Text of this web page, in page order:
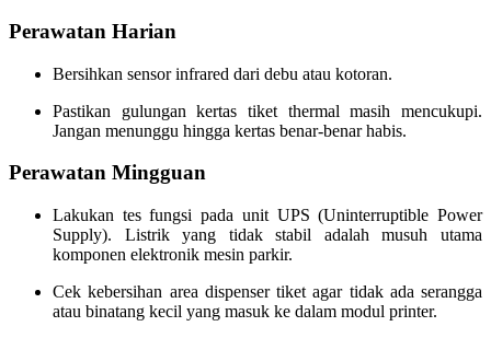
Perawatan Harian
Bersihkan sensor infrared dari debu atau kotoran.
Pastikan gulungan kertas tiket thermal masih mencukupi.
Jangan menunggu hingga kertas benar-benar habis.
Perawatan Mingguan
Lakukan tes fungsi pada unit UPS (Uninterruptible Power
Supply). Listrik yang tidak stabil adalah musuh utama
komponen elektronik mesin parkir.
Cek kebersihan area dispenser tiket agar tidak ada serangga
atau binatang kecil yang masuk ke dalam modul printer.